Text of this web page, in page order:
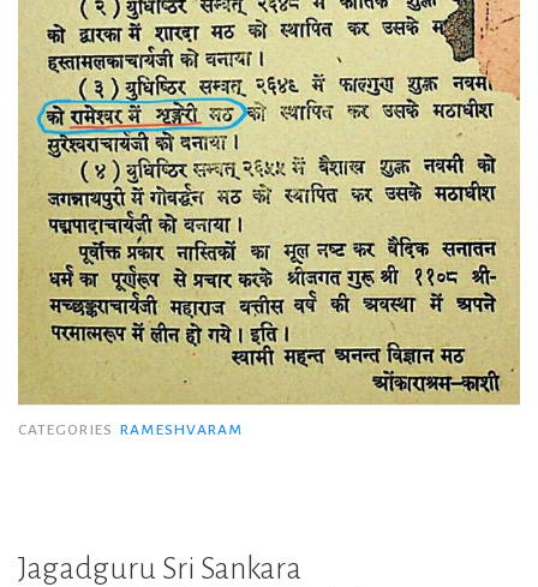
CATEGORIES RAMESHVARAM
Jagadguru Sri Sankara